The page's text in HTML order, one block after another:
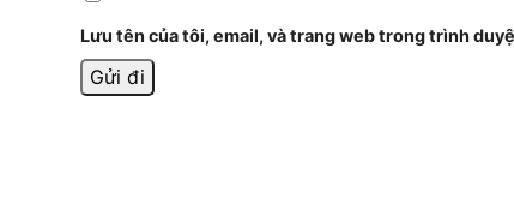
Lưu tên của tôi, email, và trang web trong trình